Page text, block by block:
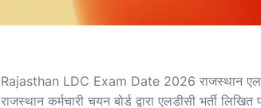
Rajasthan LDC Exam Date 2026 राजस्थान
राजस्थान कर्मचारी चयन बोर्ड द्वारा एलडीसी भर्ती